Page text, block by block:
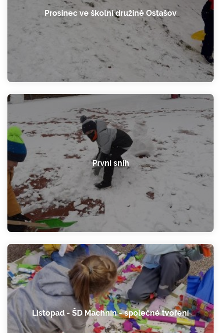
Prosinec ve školní družině Ostašov
První snih
Listopad - ŠD Machnín - společné tvoření